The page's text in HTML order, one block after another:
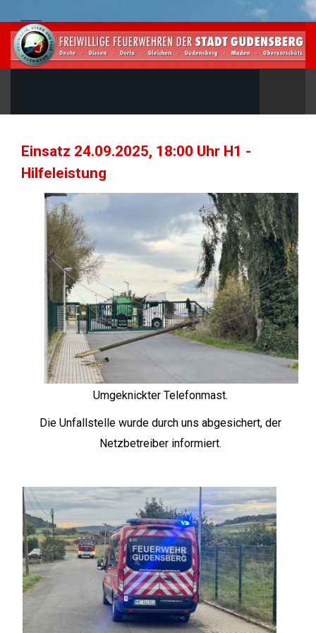
Einsatz 24.09.2025, 18:00 Uhr H1 -
Hilfeleistung
Umgeknickter Telefonmast.
Die Unfallstelle wurde durch uns abgesichert, der
Netzbetreiber informiert.